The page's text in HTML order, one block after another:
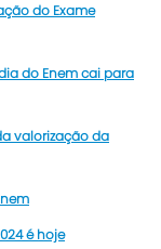
do Exame
do Enem cai para
valorização da
é hoje